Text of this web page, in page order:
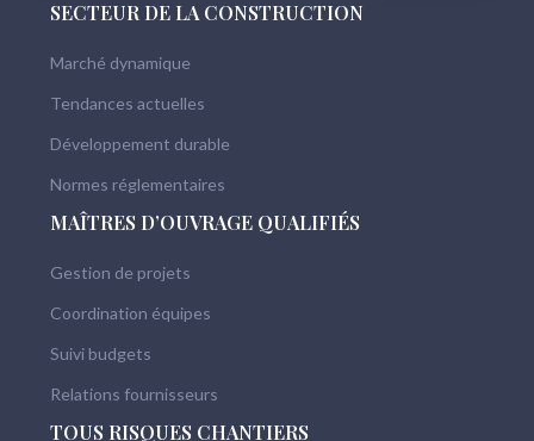
SECTEUR DE LA CONSTRUCTION
Marché dynamique
Tendances actuelles
Développement durable
Normes réglementaires
MAÎTRES D’OUVRAGE QUALIFIÉS
Gestion de projets
Coordination équipes
Suivi budgets
Relations fournisseurs
TOUS RISQUES CHANTIERS